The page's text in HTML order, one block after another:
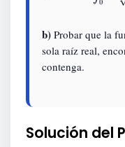
b) Probar que la
sola raíz real,
contenga.
Solución del